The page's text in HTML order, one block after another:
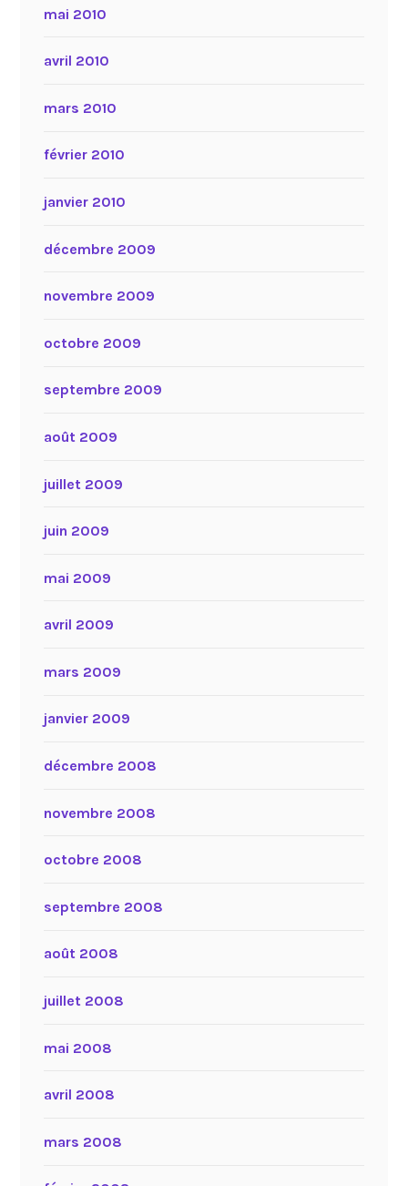
mai 2010
avril 2010
mars 2010
février 2010
janvier 2010
décembre 2009
novembre 2009
octobre 2009
septembre 2009
août 2009
juillet 2009
juin 2009
mai 2009
avril 2009
mars 2009
janvier 2009
décembre 2008
novembre 2008
octobre 2008
septembre 2008
août 2008
juillet 2008
mai 2008
avril 2008
mars 2008